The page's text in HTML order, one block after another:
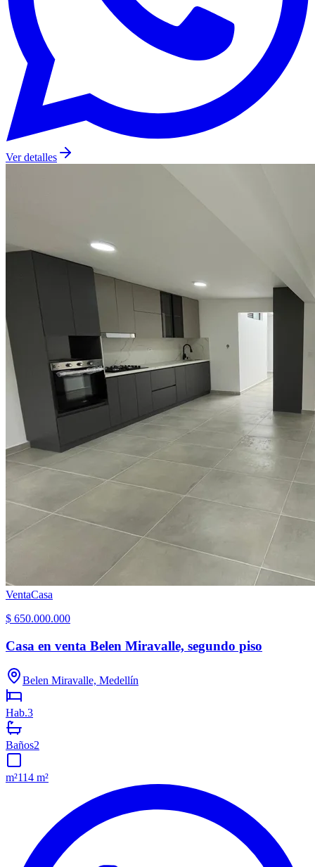
Ver detalles
VentaCasa
$ 650.000.000
Casa en venta Belen Miravalle, segundo piso
Belen Miravalle, Medellín
Hab.3
Baños2
m²114 m²